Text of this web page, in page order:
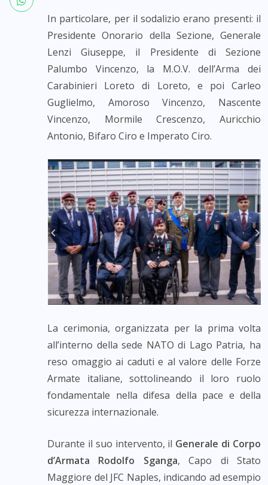
In particolare, per il sodalizio erano presenti: il
Presidente Onorario della Sezione, Generale
Lenzi Giuseppe, il Presidente di Sezione
Palumbo Vincenzo, la M.O.V. dell’Arma dei
Carabinieri Loreto di Loreto, e poi Carleo
Guglielmo, Amoroso Vincenzo, Nascente
Vincenzo, Mormile Crescenzo, Auricchio
Antonio, Bifaro Ciro e Imperato Ciro.
La cerimonia, organizzata per la prima volta
all’interno della sede NATO di Lago Patria, ha
reso omaggio ai caduti e al valore delle Forze
Armate italiane, sottolineando il loro ruolo
fondamentale nella difesa della pace e della
sicurezza internazionale.
Durante il suo intervento, il Generale di Corpo
d’Armata Rodolfo Sganga, Capo di Stato
Maggiore del JFC Naples, indicando ad esempio